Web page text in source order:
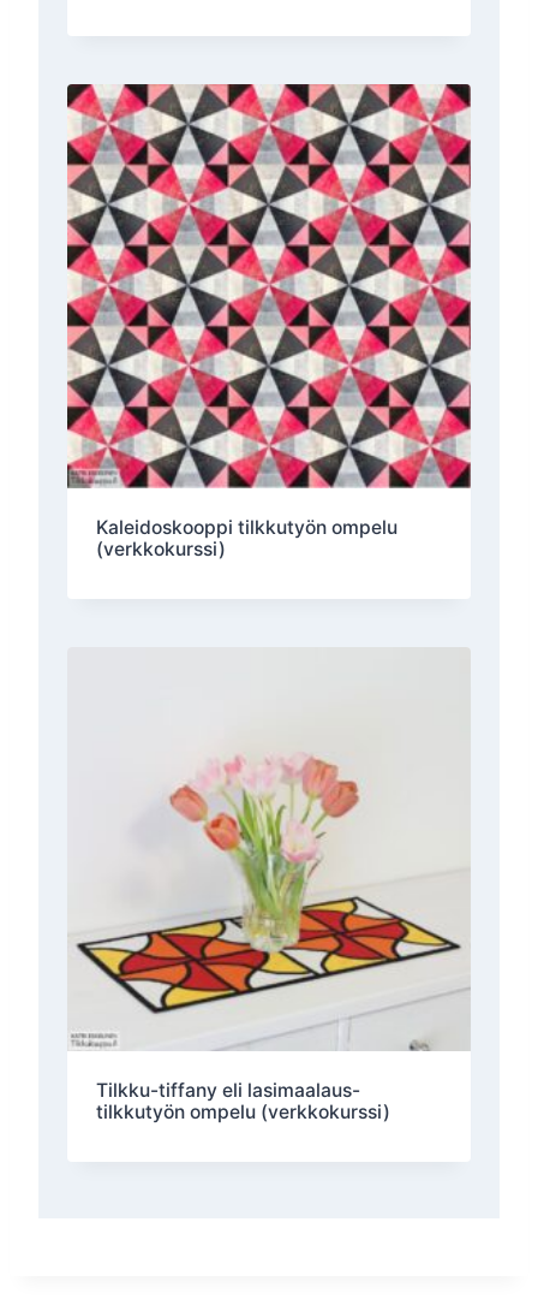
Kaleidoskooppi tilkkutyön ompelu
(verkkokurssi)
Tilkku-tiffany eli lasimaalaus-
tilkkutyön ompelu (verkkokurssi)